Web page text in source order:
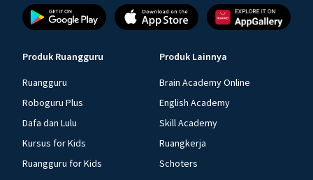
Produk Ruangguru
Ruangguru
Roboguru Plus
Dafa dan Lulu
Kursus for Kids
Ruangguru for Kids
Produk Lainnya
Brain Academy Online
English Academy
Skill Academy
Ruangkerja
Schoters